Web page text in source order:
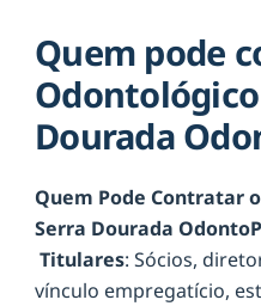
Quem pode
Dourada
Quem Pode Contratar
Serra Dourada
Titulares: Sócios,
vínculo empregatício,